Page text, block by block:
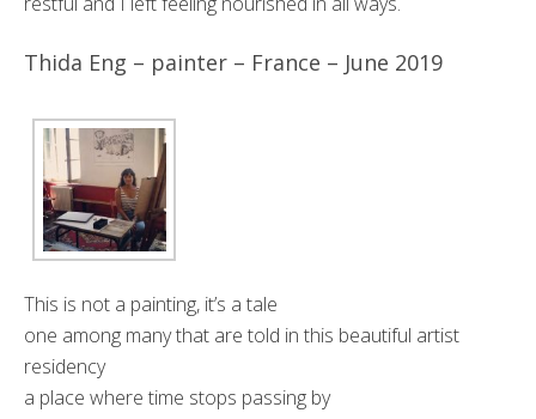
Thida Eng – painter – France – June 2019
This is not a painting, it’s a tale
one among many that are told in this beautiful artist
residency
a place where time stops passing by